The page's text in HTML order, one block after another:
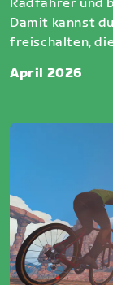
Radfahrer und
Damit kannst
freischalten,
April 2026